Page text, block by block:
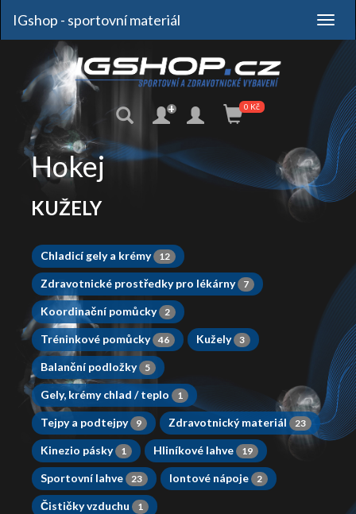
+ 0 Kč
IGshop - sportovní materiál
Hokej
KUŽELY
Chladicí gely a krémy 12
Zdravotnické prostředky pro lékárny 7
Koordinační pomůcky 2
Tréninkové pomůcky 46 Kužely 3
Balanční podložky 5
Gely, krémy chlad / teplo 1
Tejpy a podtejpy 9 Zdravotnický materiál 23
Kinezio pásky 1 Hliníkové lahve 19
Sportovní lahve 23 Iontové nápoje 2
Čističky vzduchu 1